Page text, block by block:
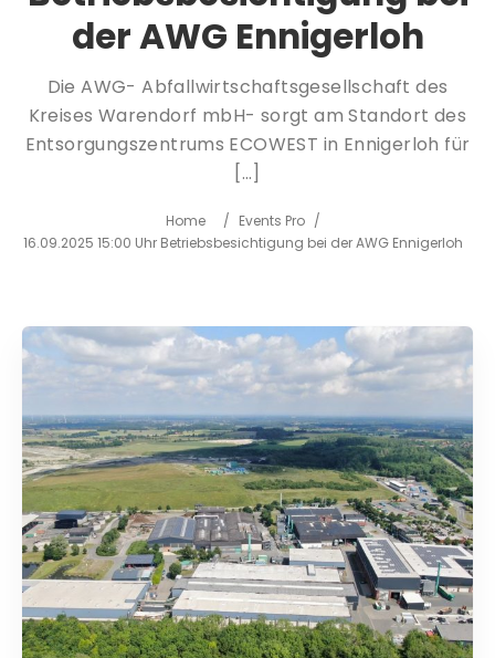
der AWG Ennigerloh
Die AWG- Abfallwirtschaftsgesellschaft des
Kreises Warendorf mbH- sorgt am Standort des
Entsorgungszentrums ECOWEST in Ennigerloh für
[…]
Home / Events Pro /
16.09.2025 15:00 Uhr Betriebsbesichtigung bei der AWG Ennigerloh